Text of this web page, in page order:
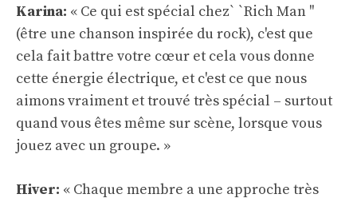
Karina: « Ce qui est spécial chez` `Rich Man ''
(être une chanson inspirée du rock), c'est que
cela fait battre votre cœur et cela vous donne
cette énergie électrique, et c'est ce que nous
aimons vraiment et trouvé très spécial – surtout
quand vous êtes même sur scène, lorsque vous
jouez avec un groupe. »
Hiver: « Chaque membre a une approche très